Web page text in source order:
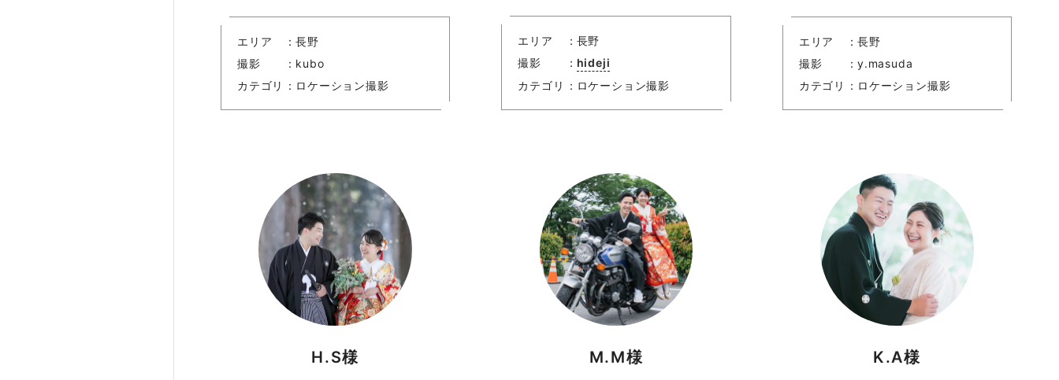
エリア
長野
撮影
kubo
カテゴリ
ロケーション撮影
エリア
長野
撮影
hideji
カテゴリ
ロケーション撮影
エリア
長野
撮影
y.masuda
カテゴリ
ロケーション撮影
H.S様 M.M様 K.A様